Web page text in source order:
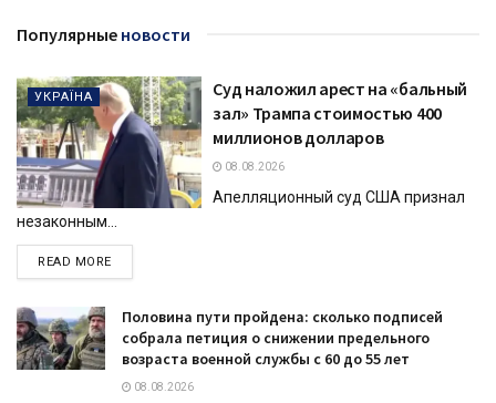
Популярные новости
УКРАЇНА
Суд наложил арест на «бальный
зал» Трампа стоимостью 400
миллионов долларов
08.08.2026
Апелляционный суд США признал
незаконным...
READ MOREDETAILS
Половина пути пройдена: сколько подписей
собрала петиция о снижении предельного
возраста военной службы с 60 до 55 лет
08.08.2026